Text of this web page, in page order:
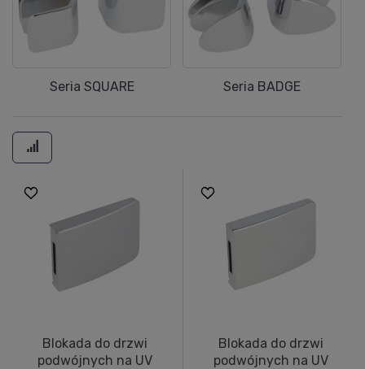
Seria SQUARE Seria BADGE
Blokada do drzwi
podwójnych na UV
Blokada do drzwi
podwójnych na UV